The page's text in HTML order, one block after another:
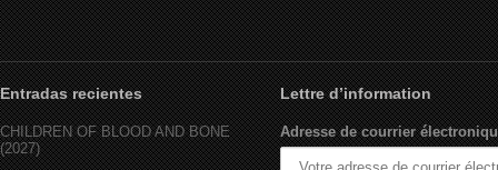
Entradas recientes
CHILDREN OF BLOOD AND BONE
(2027)
Lettre d’information
Adresse de courrier